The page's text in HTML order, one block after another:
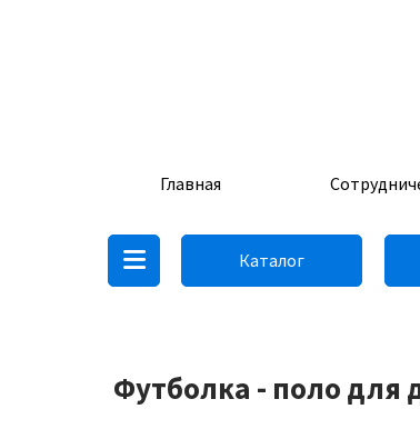
Главная
Каталог
Футболка - поло для